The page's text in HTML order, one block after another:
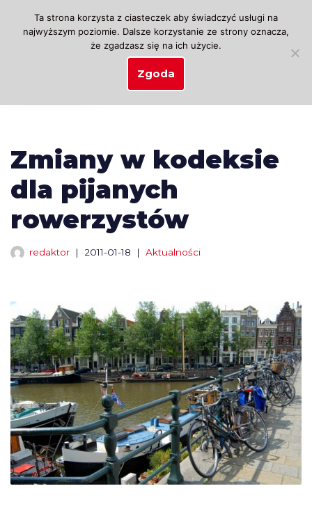
Przejdź
Zmiany w kodeksie
dla pijanych
rowerzystów
redaktor 2011-01-18 Aktualności
Ta strona korzysta z ciasteczek aby świadczyć usługi na
najwyższym poziomie. Dalsze korzystanie ze strony oznacza,
że zgadzasz się na ich użycie.
Zgoda